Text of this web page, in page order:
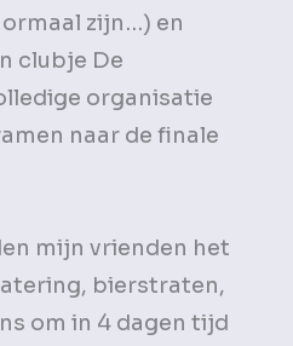
zijn…) en
clubje De
organisatie
naar de finale
mijn vrienden het
bierstraten,
om in 4 dagen tijd